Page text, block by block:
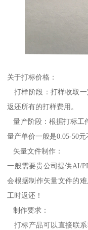
关于打标价格：
打样阶段：打样收取一
返还所有的打样费用。
量产阶段：根据打标工
量产单价一般是0.05-50元
矢量文件制作：
一般需要贵公司提供AI/
会根据制作矢量文件的
工时返还！
制作要求：
打标产品可以直接联